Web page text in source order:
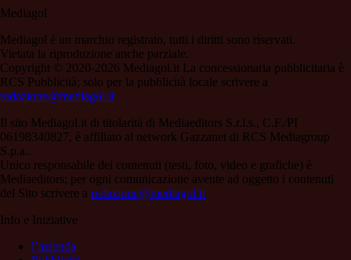
Mediagol
Mediagol è un marchio registrato, tutti i diritti sono riservati.
Vietata la riproduzione anche parziale.
Copyright © 2020-2026 Mediagol.it La concessionaria pubblicitaria è
RCS Pubblicità; solo per la pubblicità locale scrivere a
redazione@mediagol.it
Il sito Mediagol.it di titolarità di Mediaeditors S.r.l.s., C.F./PI
06198340827, è affiliato al network Gazzanet di RCS Mediagroup
S.p.a..
Unico responsabile dei contenuti (testi, foto, video e grafiche) è
Mediaeditors; per ogni comunicazione avente ad oggetto i contenuti
del Sito scrivere a redazione@mediagol.it
Info e Iniziative
l’azienda